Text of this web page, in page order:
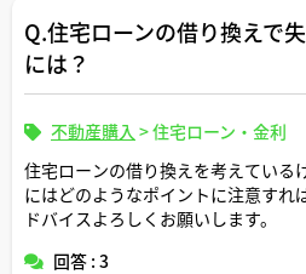
Q.住宅ローンの借り換えで
には？
不動産購入 >住宅ローン・金利
住宅ローンの借り換えを考えている
にはどのようなポイントに注意すれ
ドバイスよろしくお願いします。
回答 : 3